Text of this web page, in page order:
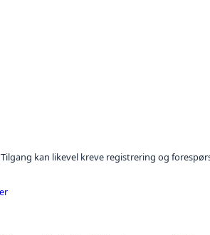
kan likevel kreve registrering og